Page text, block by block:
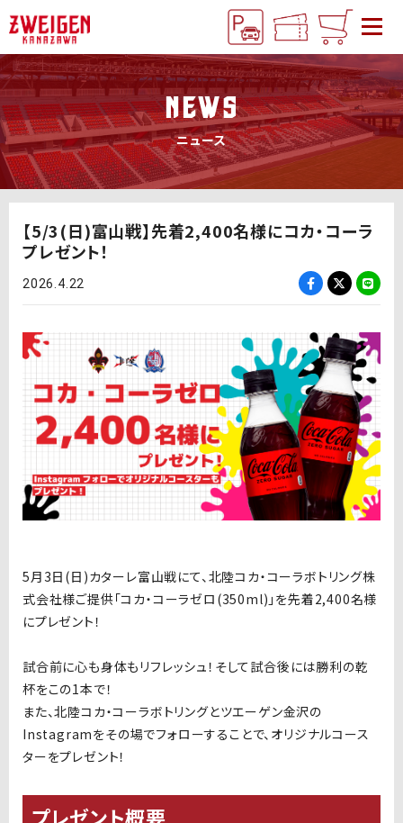
NEWS
ニュース
【5/3(日)富山戦】先着2,400名様にコカ・コーラ
プレゼント！
2026.4.22
5月3日(日)カターレ富山戦にて、北陸コカ・コーラボトリング株
式会社様ご提供「コカ・コーラゼロ(350ml)」を先着2,400名様
にプレゼント！
試合前に心も身体もリフレッシュ！そして試合後には勝利の乾
杯をこの1本で！
また、北陸コカ・コーラボトリングとツエーゲン金沢の
Instagramをその場でフォローすることで、オリジナルコース
ターをプレゼント！
プレゼント概要